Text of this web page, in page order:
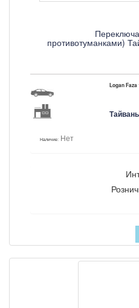
противотуманками)
Logan Faza
Наличие: Нет